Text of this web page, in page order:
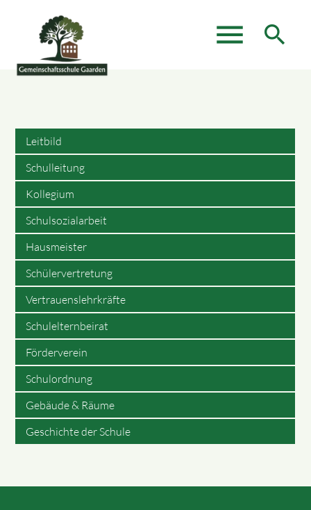
menu search
Leitbild
Schulleitung
Kollegium
Schulsozialarbeit
Hausmeister
Schülervertretung
Vertrauenslehrkräfte
Schulelternbeirat
Förderverein
Schulordnung
Gebäude & Räume
Geschichte der Schule